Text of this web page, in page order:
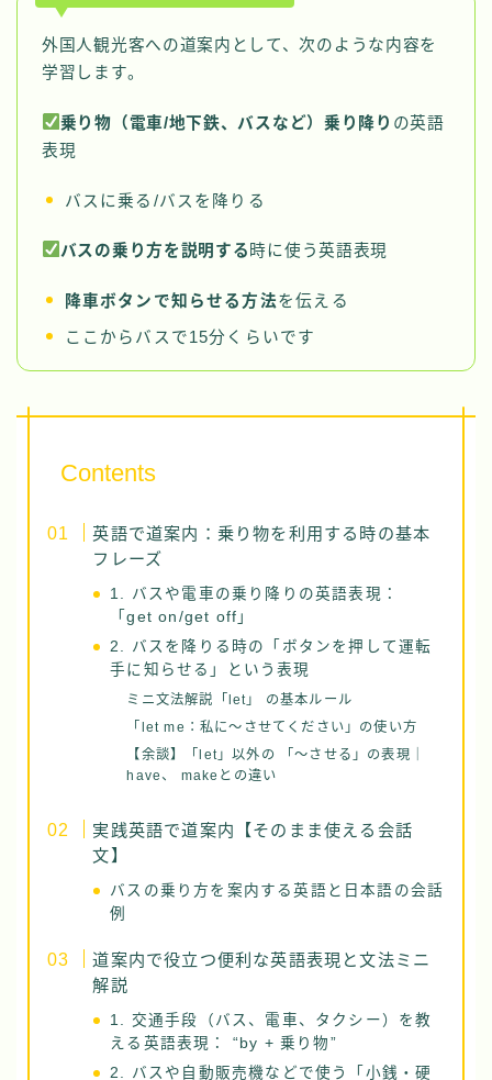
外国人観光客への道案内として、次のような内容を
学習します。
乗り物（電車/地下鉄、バスなど）乗り降り の英語
表現
バスに乗る/バスを降りる
バスの乗り方を説明する 時に使う英語表現
降車ボタンで知らせる方法を伝える
ここからバスで15分くらいです
Contents
英語で道案内：乗り物を利用する時の基本
フレーズ
1. バスや電車の乗り降りの英語表現：
「get on/get off」
2. バスを降りる時の「ボタンを押して運転
手に知らせる」という表現
ミニ文法解説「let」 の基本ルール
「let me：私に～させてください」の使い方
【余談】「let」以外の 「〜させる」の表現｜
have、 makeとの違い
実践英語で道案内【そのまま使える会話
文】
バスの乗り方を案内する英語と日本語の会話
例
道案内で役立つ便利な英語表現と文法ミニ
解説
1. 交通手段（バス、電車、タクシー）を教
える英語表現： “by + 乗り物”
2. バスや自動販売機などで使う「小銭・硬